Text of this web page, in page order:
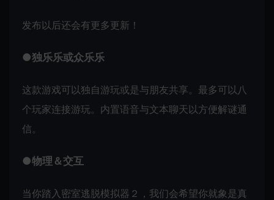
发布以后还会有更多更新！
●独乐乐或众乐乐
这款游戏可以独自游玩或是与朋友共享。最多可以八
个玩家连接游玩。内置语音与文本聊天以方便解谜通
信。
●物理＆交互
当你踏入密室逃脱模拟器２，我们会希望你就象是真